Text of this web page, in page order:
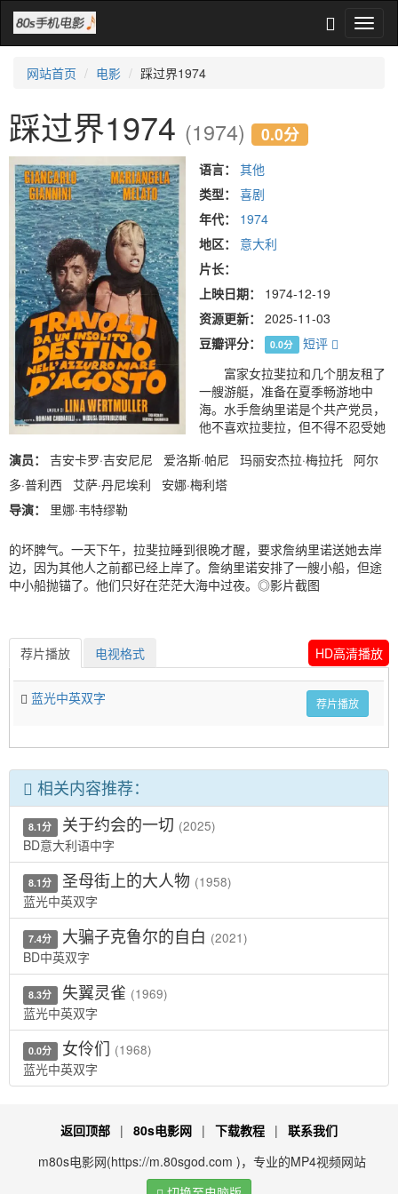
网站首页 电影 踩过界1974
踩过界1974 (1974) 0.0分
语言：
其他
类型：
喜剧
年代：
1974
地区：
意大利
片长：
上映日期：
1974-12-19
资源更新：
2025-11-03
豆瓣评分：
0.0分 短评
演员：
吉安卡罗·吉安尼尼 爱洛斯·帕尼 玛丽安杰拉·梅拉托 阿尔
多·普利西 艾萨·丹尼埃利 安娜·梅利塔
导演：
里娜·韦特缪勒
富家女拉斐拉和几个朋友租了
一艘游艇，准备在夏季畅游地中
海。水手詹纳里诺是个共产党员，
他不喜欢拉斐拉，但不得不忍受她
的坏脾气。一天下午，拉斐拉睡到很晚才醒，要求詹纳里诺送她去岸
边，因为其他人之前都已经上岸了。詹纳里诺安排了一艘小船，但途
中小船抛锚了。他们只好在茫茫大海中过夜。◎影片截图
HD高清播放
荐片播放 电视格式
蓝光中英双字 荐片播放
相关内容推荐：
8.1分 关于约会的一切 (2025)
BD意大利语中字
8.1分 圣母街上的大人物 (1958)
蓝光中英双字
7.4分 大骗子克鲁尔的自白 (2021)
BD中英双字
8.3分 失翼灵雀 (1969)
蓝光中英双字
0.0分 女伶们 (1968)
蓝光中英双字
返回顶部 | 80s电影网 | 下载教程 | 联系我们
m80s电影网(https://m.80sgod.com )，专业的MP4视频网站